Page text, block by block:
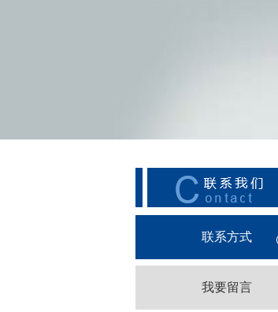
联系方式
我要留言